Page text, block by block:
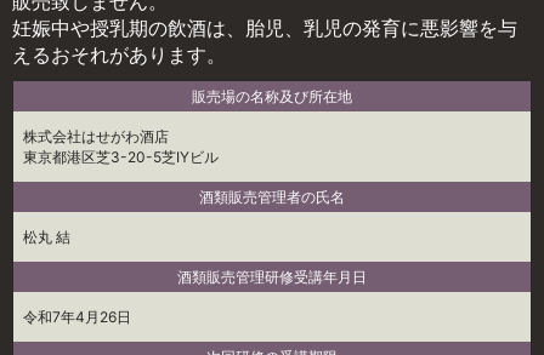
妊娠中や授乳期の飲酒は、胎児、乳児の発育に悪影響を与
えるおそれがあります。
販売場の名称及び所在地
株式会社はせがわ酒店
東京都港区芝3-20-5芝IYビル
酒類販売管理者の氏名
松丸 結
酒類販売管理研修受講年月日
令和7年4月26日